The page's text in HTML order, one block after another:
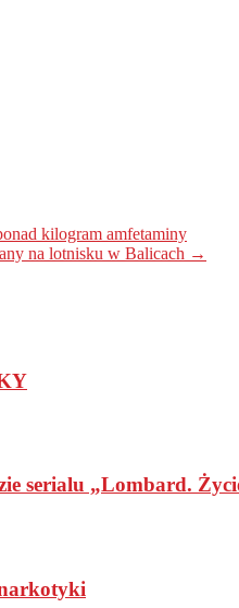
kilogram amfetaminy
na lotnisku w Balicach →
serialu „Lombard.